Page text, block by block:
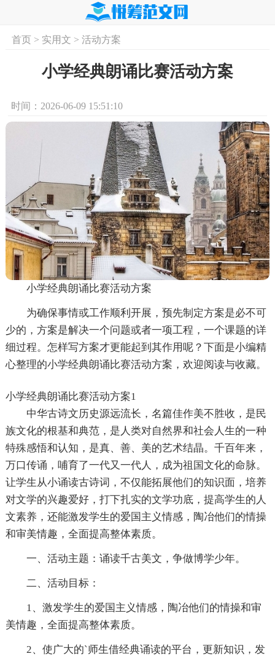
首页 实用文
首页> 实用文 > 活动方案
小学经典朗诵比赛活动方案
时间：2026-06-09 15:51:10
小学经典朗诵比赛活动方案
为确保事情或工作顺利开展，预先制定方案是必不可
少的，方案是解决一个问题或者一项工程，一个课题的详
细过程。怎样写方案才更能起到其作用呢？下面是小编精
心整理的小学经典朗诵比赛活动方案，欢迎阅读与收藏。
小学经典朗诵比赛活动方案1
中华古诗文历史源远流长，名篇佳作美不胜收，是民
族文化的根基和典范，是人类对自然界和社会人生的一种
特殊感悟和认知，是真、善、美的艺术结晶。千百年来，
万口传诵，哺育了一代又一代人，成为祖国文化的命脉。
让学生从小诵读古诗词，不仅能拓展他们的知识面，培养
对文学的兴趣爱好，打下扎实的文学功底，提高学生的人
文素养，还能激发学生的爱国主义情感，陶冶他们的情操
和审美情趣，全面提高整体素质。
一、活动主题：诵读千古美文，争做博学少年。
二、活动目标：
1、激发学生的爱国主义情感，陶冶他们的情操和审
美情趣，全面提高整体素质。
2、使广大的`师生借经典诵读的平台，更新知识，发